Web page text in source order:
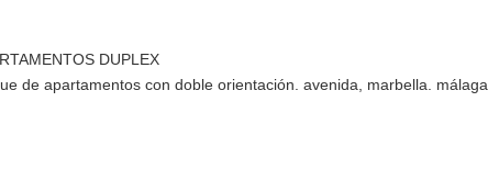
DUPLEX
de apartamentos con doble orientación. avenida, marbella. málaga